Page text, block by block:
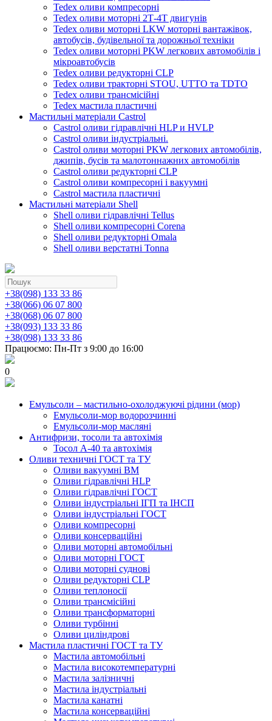
Tedex оливи компресорні
Tedex оливи моторні 2Т-4Т двигунів
Tedex оливи моторні LKW моторні вантажівок,
автобусів, будівельної та дорожньої техніки
Tedex оливи моторні PKW легкових автомобілів і
мікроавтобусів
Tedex оливи редукторні CLP
Tedex оливи тракторні STOU, UTTO та TDTO
Tedex оливи трансмісійні
Tedex мастила пластичні
Мастильні матеріали Castrol
Castrol оливи гідравлічні HLP и HVLP
Castrol оливи індустріальні.
Castrol оливи моторні PKW легкових автомобілів,
джипів, бусів та малотоннажних автомобілів
Castrol оливи редукторні CLP
Castrol оливи компресорні і вакуумні
Castrol мастила пластичні
Мастильні матеріали Shell
Shell оливи гідравлічні Tellus
Shell оливи компресорні Corena
Shell оливи редукторні Omala
Shell оливи верстатні Tonna
+38(098) 133 33 86
+38(066) 06 07 800
+38(068) 06 07 800
+38(093) 133 33 86
+38(098) 133 33 86
Працюємо: Пн-Пт з 9:00 до 16:00
0
Емульсоли – мастильно-охолоджуючі рідини (мор)
Емульсоли-мор водорозчинні
Емульсоли-мор масляні
Антифризи, тосоли та автохімія
Тосол А-40 та автохімія
Оливи техничні ГОСТ та ТУ
Оливи вакуумні ВМ
Оливи гідравлічні HLP
Оливи гідравлічні ГОСТ
Оливи індустріальні ІГП та ІНСП
Оливи індустріальні ГОСТ
Оливи компресорні
Оливи консерваційні
Оливи моторні автомобільні
Оливи моторні ГОСТ
Оливи моторні суднові
Оливи редукторні CLP
Оливи теплоносії
Оливи трансмісійні
Оливи трансформаторні
Оливи турбінні
Оливи циліндрові
Мастила пластичні ГОСТ та ТУ
Мастила автомобільні
Мастила високотемпературні
Мастила залізничні
Мастила індустріальні
Мастила канатні
Мастила консерваційні